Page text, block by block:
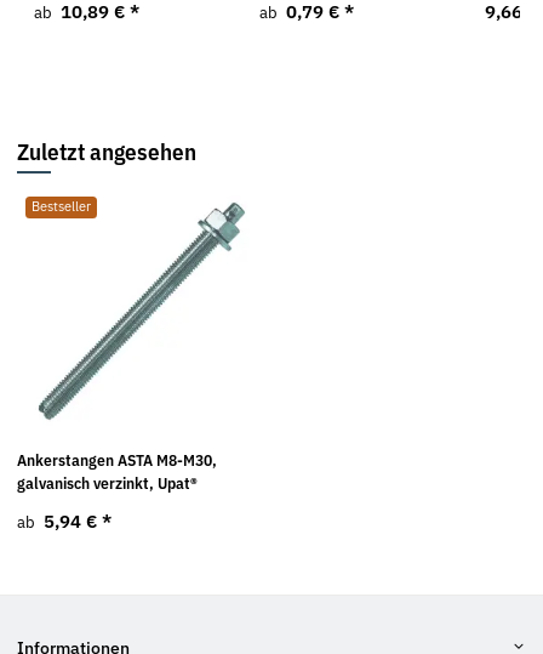
ab 10,89 € *
ab 0,79 € * 9,66 €
Zuletzt angesehen
Bestseller
Ankerstangen ASTA M8-M30,
galvanisch verzinkt, Upat®
ab 5,94 € *
Informationen